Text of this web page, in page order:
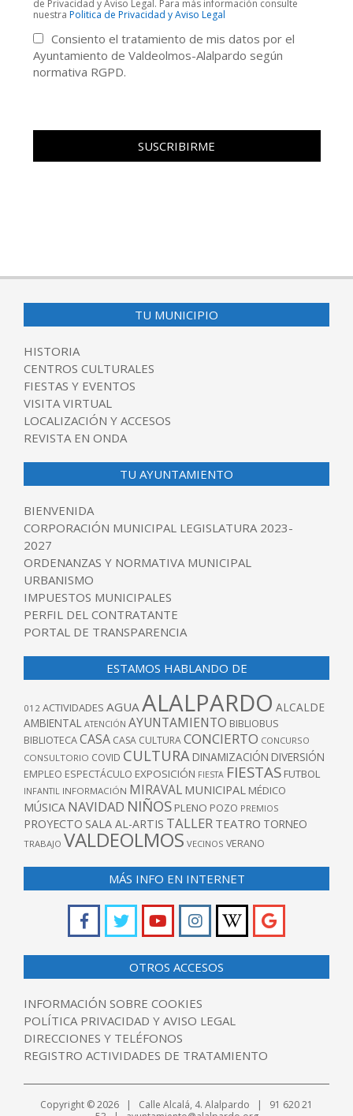
de Privacidad y Aviso Legal. Para más información consulte
nuestra Politica de Privacidad y Aviso Legal
Consiento el tratamiento de mis datos por el
Ayuntamiento de Valdeolmos-Alalpardo según
normativa RGPD.
TU MUNICIPIO
HISTORIA
CENTROS CULTURALES
FIESTAS Y EVENTOS
VISITA VIRTUAL
LOCALIZACIÓN Y ACCESOS
REVISTA EN ONDA
TU AYUNTAMIENTO
BIENVENIDA
CORPORACIÓN MUNICIPAL LEGISLATURA 2023-
2027
ORDENANZAS Y NORMATIVA MUNICIPAL
URBANISMO
IMPUESTOS MUNICIPALES
PERFIL DEL CONTRATANTE
PORTAL DE TRANSPARENCIA
ESTAMOS HABLANDO DE
012 ACTIVIDADES AGUAALALPARDO ALCALDE
AMBIENTAL ATENCIÓN AYUNTAMIENTO BIBLIOBUS
BIBLIOTECACASA CASA CULTURACONCIERTO CONCURSO
CONSULTORIO COVID CULTURA DINAMIZACIÓN DIVERSIÓN
EMPLEO ESPECTÁCULO EXPOSICIÓN FIESTA FIESTAS FUTBOL
INFANTIL INFORMACIÓN MIRAVAL MUNICIPAL MÉDICO
MÚSICA NAVIDAD NIÑOS PLENO POZO PREMIOS
PROYECTO SALA AL-ARTIS TALLER TEATRO TORNEO
TRABAJO VALDEOLMOS VECINOS VERANO
MÁS INFO EN INTERNET
OTROS ACCESOS
INFORMACIÓN SOBRE COOKIES
POLÍTICA PRIVACIDAD Y AVISO LEGAL
DIRECCIONES Y TELÉFONOS
REGISTRO ACTIVIDADES DE TRATAMIENTO
Copyright © 2026 | Calle Alcalá, 4. Alalpardo | 91 620 21